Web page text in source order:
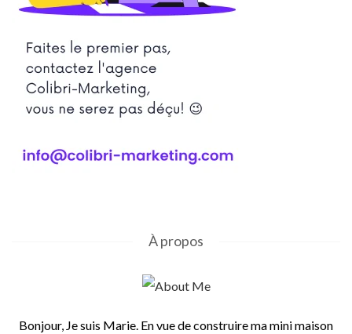
À propos
Bonjour, Je suis Marie. En vue de construire ma mini maison